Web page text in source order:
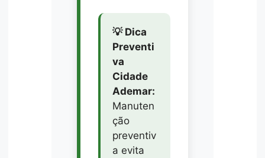
💡 Dica
Preventi
va
Cidade
Ademar:
Manuten
ção
preventiv
a evita